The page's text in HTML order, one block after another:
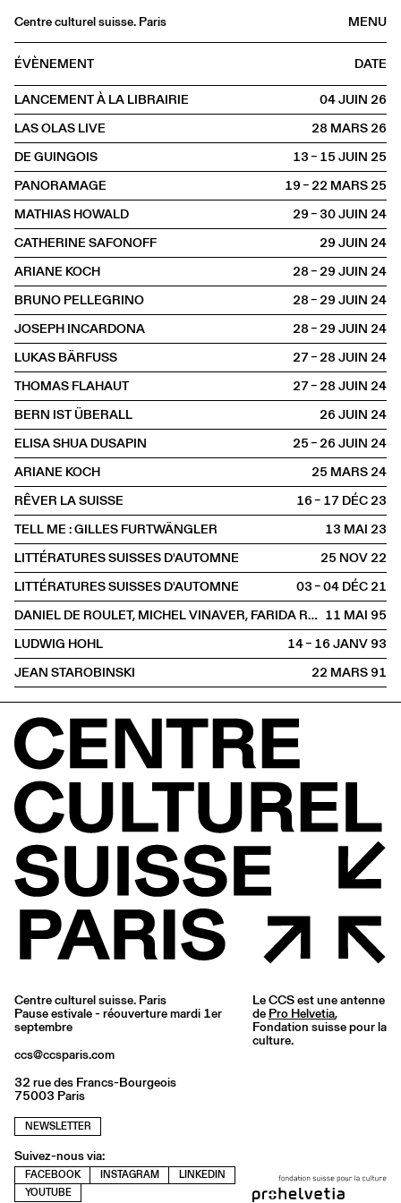
MENU
Centre culturel suisse. Paris
Agenda
Librairie
Buvette
Archives
Médiathèque
Éditions
Informations
FR/EN
PAROLE Lecture
ÉVÈNEMENT
DATE
LANCEMENT À LA LIBRAIRIE
04 JUIN2026
LAS OLAS LIVE
28 MARS2026
DE GUINGOIS
13 – 15 JUIN2025
PANORAMAGE
19 – 22 MARS2025
MATHIAS HOWALD
29 – 30 JUIN2024
CATHERINE SAFONOFF
29 JUIN2024
ARIANE KOCH
28 – 29 JUIN2024
BRUNO PELLEGRINO
28 – 29 JUIN2024
JOSEPH INCARDONA
28 – 29 JUIN2024
LUKAS BÄRFUSS
27 – 28 JUIN2024
THOMAS FLAHAUT
27 – 28 JUIN2024
BERN IST ÜBERALL
26 JUIN2024
ELISA SHUA DUSAPIN
25 – 26 JUIN2024
ARIANE KOCH
25 MARS2024
RÊVER LA SUISSE
16 – 17 DÉC2023
TELL ME : GILLES FURTWÄNGLER
13 MAI2023
LITTÉRATURES SUISSES D'AUTOMNE
25 NOV2022
LITTÉRATURES SUISSES D'AUTOMNE
03 – 04 DÉC2021
DANIEL DE ROULET, MICHEL VINAVER, FARIDA RAHOUADJ 11 MAI1995
LUDWIG HOHL
14 – 16 JANV1993
JEAN STAROBINSKI
22 MARS1991
Centre culturel suisse. Paris
Pause estivale - réouverture mardi 1er
septembre
ccs@ccsparis.com
32 rue des Francs-Bourgeois
75003 Paris
NEWSLETTER
Suivez-nous via:
FACEBOOK INSTAGRAM
LINKEDIN
YOUTUBE
Le CCS est une antenne
de Pro Helvetia,
Fondation suisse pour la
culture.